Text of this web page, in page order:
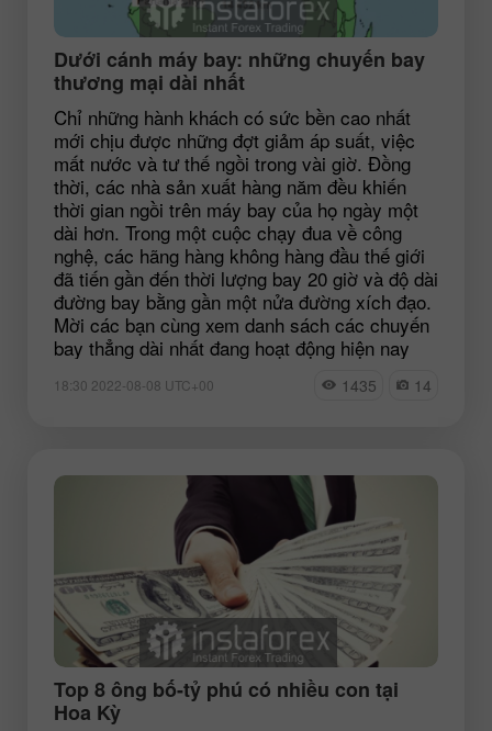
Dưới cánh máy bay: những chuyến bay
thương mại dài nhất
Chỉ những hành khách có sức bền cao nhất
mới chịu được những đợt giảm áp suất, việc
mất nước và tư thế ngồi trong vài giờ. Đồng
thời, các nhà sản xuất hàng năm đều khiến
thời gian ngồi trên máy bay của họ ngày một
dài hơn. Trong một cuộc chạy đua về công
nghệ, các hãng hàng không hàng đầu thế giới
đã tiến gần đến thời lượng bay 20 giờ và độ dài
đường bay bằng gần một nửa đường xích đạo.
Mời các bạn cùng xem danh sách các chuyến
bay thẳng dài nhất đang hoạt động hiện nay
18:30 2022-08-08 UTC+00 1435 14
Top 8 ông bố-tỷ phú có nhiều con tại
Hoa Kỳ